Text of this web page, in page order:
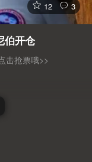
12 3
伯开仓
击抢票哦>>